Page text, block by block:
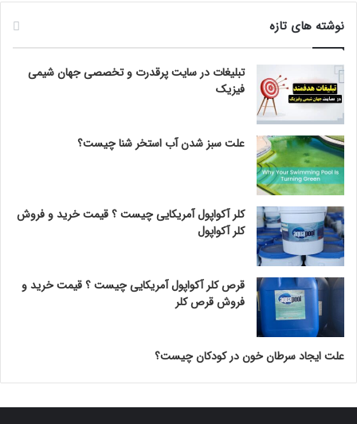
نوشته های تازه
تبلیغات در سایت پرقدرت و تخصصی جهان شیمی
فیزیک
علت سبز شدن آب استخر شنا چیست؟
کلر آکواپول آمریکایی چیست ؟ قیمت خرید و فروش
کلر آکواپول
قرص کلر آکواپول آمریکایی چیست ؟ قیمت خرید و
فروش قرص کلر
علت ایجاد سرطان خون در کودکان چیست؟